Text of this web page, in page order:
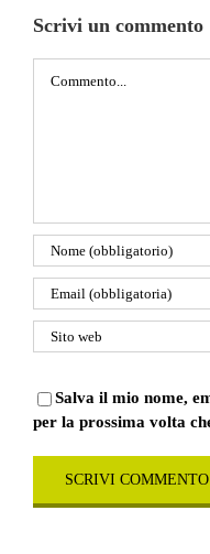
Scrivi un commento
Salva il mio nome,
per la prossima volta